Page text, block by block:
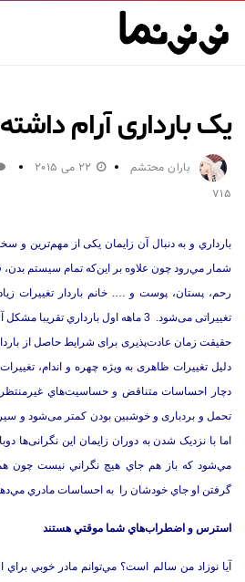
یک بارداری آرام
باران محتشم 22 می 2015
715
بارداري و به دنبال آن زايمان یکی از مهم‌ترین و
شمار مي‌رود چون علاوه بر این‌که تمام سیستم
رحم، پستان، پوست و …. خانم باردار تغییرات
تغییراتی می‌شود. 3 ماهه اول بارداري
حقيقت زمان عادت‌پذیری برای شرایط حاصل از
دليل تغییرات ظاهری به ویژه چهره و اندام،
دچار احساسات متناقض و حساسيت‌هاي
تحمل و بردباری و خوشبین بودن کمتر می‌شود و سیر
اما با نزدیک شدن به دوران زایمان اين نگرانی‌ها
مي‌شود که باز هم جاي هيچ نگراني نيست چون
گرفتن او جاي خودشان را به احساسات مادري
استرس و اضطراب‌هاي شما موقتي هستند
آيا نوزاد من سالم است؟ مي‌توانم مادر خوبي براي